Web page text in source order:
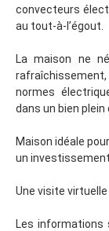
convecteurs
au tout-à-l’égout.
La maison ne
normes
dans un bien plein
Maison idéale
un
Une visite
Les informations